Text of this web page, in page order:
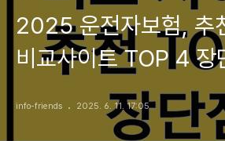
2025 운전자보험, 추
비교사이트 TOP 4 장
info-friends 2025. 6. 11. 17:05